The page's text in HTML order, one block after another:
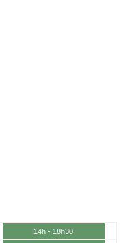
14h - 18h30